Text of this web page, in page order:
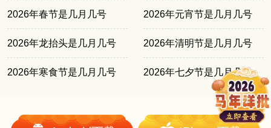
2026年春节是几月几号 2026年元宵节是几月几号
2026年龙抬头是几月几号 2026年清明节是几月几号
2026年寒食节是几月几号 2026年七夕节是几月几号